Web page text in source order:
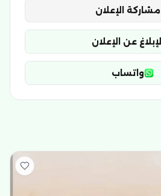
مشاركة الإعلان
الإبلاغ عن الإعلان
واتساب